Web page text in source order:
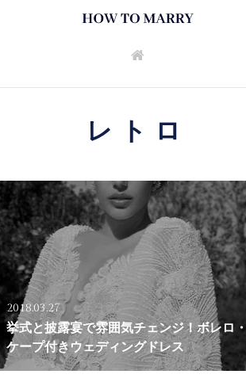
レトロ
2018.03.27
挙式と披露宴で雰囲気チェンジ！ボレロ・
ケープ付きウェディングドレス